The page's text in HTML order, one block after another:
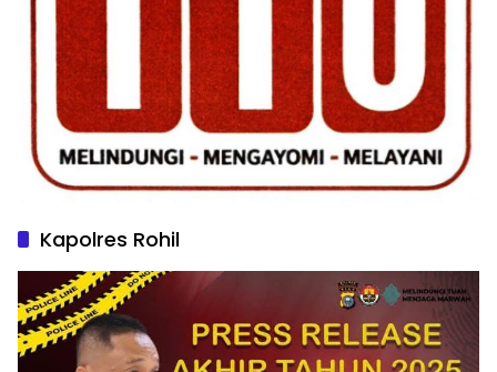
Kapolres Rohil